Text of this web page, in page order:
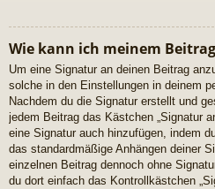
Wie kann ich meinem
Um eine Signatur an deinen Beitrag
solche in den Einstellungen in deinem
Nachdem du die Signatur erstellt und
jedem Beitrag das Kästchen „Signatur
eine Signatur auch hinzufügen, indem
das standardmäßige Anhängen deiner
einzelnen Beitrag dennoch ohne
du dort einfach das Kontrollkästchen